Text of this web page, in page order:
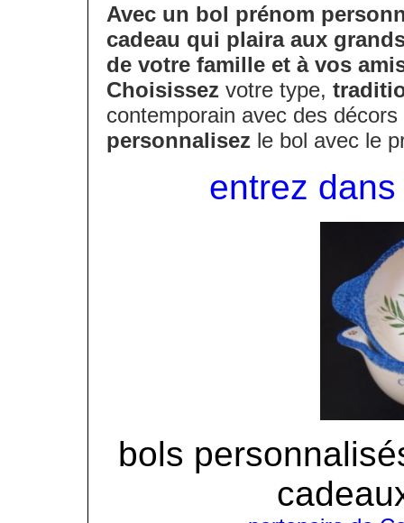
Avec un bol prénom
cadeau qui plaira aux
de votre famille et à vos
Choisissez votre type,
contemporain avec des
personnalisez le bol avec le
entrez
bols